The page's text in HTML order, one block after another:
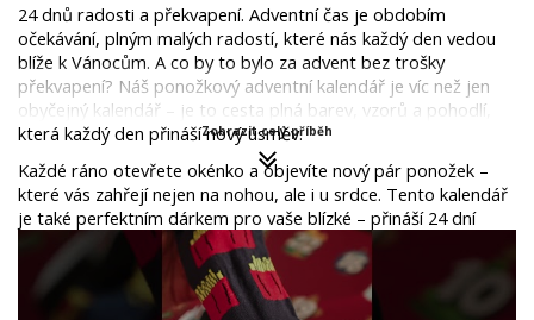
24 dnů radosti a překvapení. Adventní čas je obdobím
očekávání, plným malých radostí, které nás každý den vedou
blíže k Vánocům. A co by to bylo za advent bez trošky
překvapení? Náš ponožkový adventní kalendář je víc než jen
obyčejný kalendář – je to cesta plná barev, vzorů a pohodlí,
která každý den přináší nový úsměv.
Každé ráno otevřete okénko a objevíte nový pár ponožek –
které vás zahřejí nejen na nohou, ale i u srdce. Tento kalendář
je také perfektním dárkem pro vaše blízké – přináší 24 dní
plných malých překvapení a velké radosti.
Připravte se na Vánoce se stylem a pohodlím, které přináší náš
ponožkový adventní kalendář.
Zobrazit celý příběh